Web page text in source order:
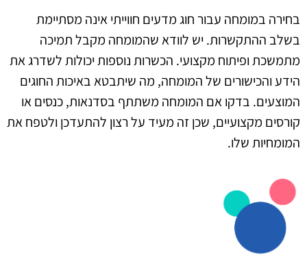
בחירה במומחה עבור חוג מדעים חווייתי אינה מסתיימת
בשלב ההתקשרות. יש לוודא שהמומחה מקבל תמיכה
מתמשכת ופיתוח מקצועי. הכשרות נוספות יכולות לשדרג את
הידע והכישורים של המומחה, מה שיתבטא באיכות החוגים
המוצעים. בדקו אם המומחה משתתף בסדנאות, כנסים או
קורסים מקצועיים, שכן זה מעיד על רצון להתעדכן ולטפח את
המומחיות שלו.